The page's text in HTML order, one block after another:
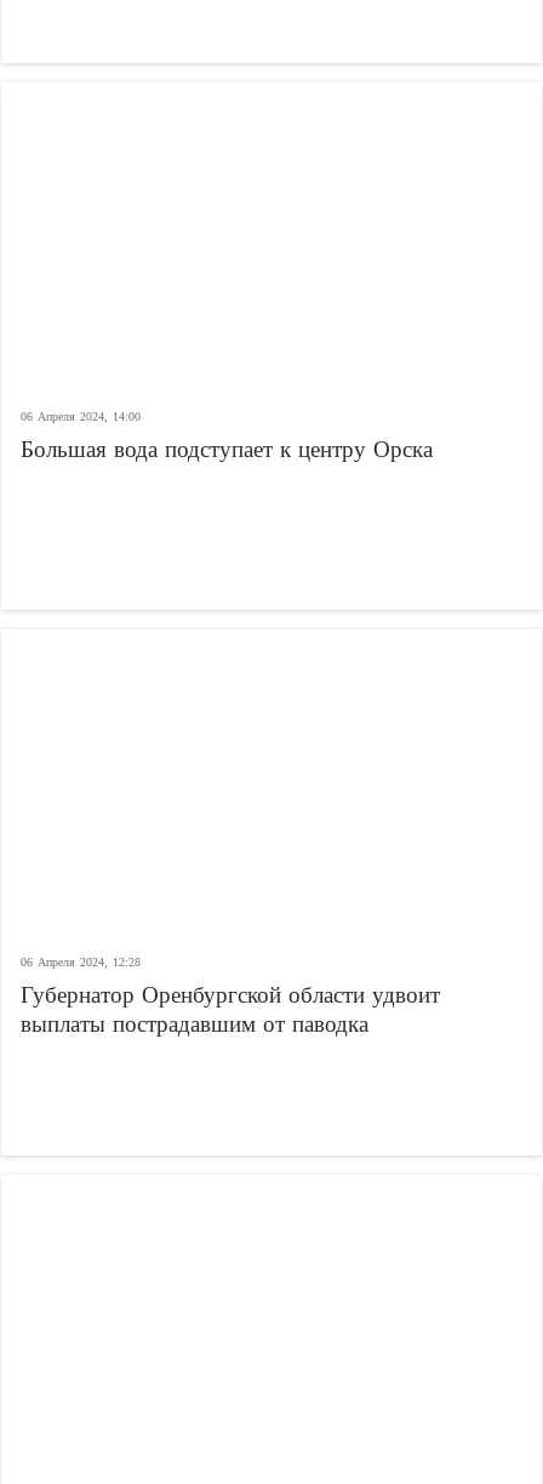
06 Апреля 2024, 14:00
Большая вода подступает к центру Орска
06 Апреля 2024, 12:28
Губернатор Оренбургской области удвоит
выплаты пострадавшим от паводка